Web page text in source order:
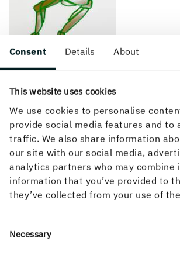
Consent Details About
This website uses cookies
We use cookies to personalise
provide social media features and to
traffic. We also share information
our site with our social media,
analytics partners who may combine
information that you’ve provided to
they’ve collected from your use of
Consent
Necessary
Laserschnitt.
Kolbenstanzen
Kolbenstanzen ist ein kraftvolles
große Stückzahlen von kleinen Formen
Umschläge und Karten zu stanzen.
herkömmlichen Stanzen, bei dem jeweils
gestanzt wird, wird Kolbenstanzen
Um Abfall zu vermeiden, wird der
Größe der vorgesehenen Form